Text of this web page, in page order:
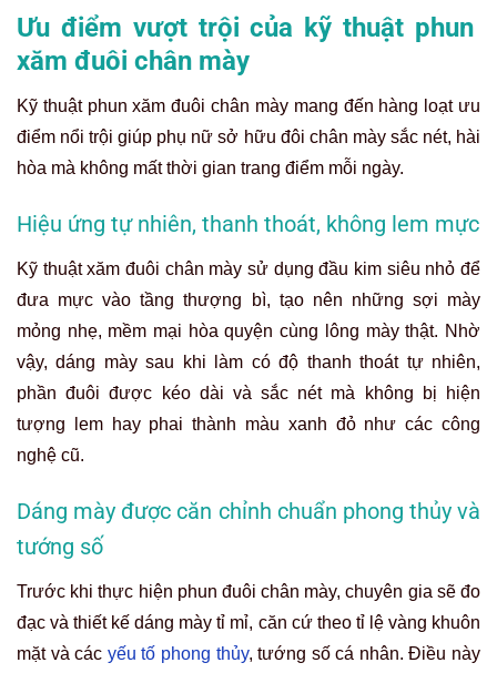
Ưu điểm vượt trội của kỹ thuật phun
xăm đuôi chân mày
Kỹ thuật phun xăm đuôi chân mày mang đến hàng loạt ưu
điểm nổi trội giúp phụ nữ sở hữu đôi chân mày sắc nét, hài
hòa mà không mất thời gian trang điểm mỗi ngày.
Hiệu ứng tự nhiên, thanh thoát, không lem mực
Kỹ thuật xăm đuôi chân mày sử dụng đầu kim siêu nhỏ để
đưa mực vào tầng thượng bì, tạo nên những sợi mày
mỏng nhẹ, mềm mại hòa quyện cùng lông mày thật. Nhờ
vậy, dáng mày sau khi làm có độ thanh thoát tự nhiên,
phần đuôi được kéo dài và sắc nét mà không bị hiện
tượng lem hay phai thành màu xanh đỏ như các công
nghệ cũ.
Dáng mày được căn chỉnh chuẩn phong thủy và
tướng số
Trước khi thực hiện phun đuôi chân mày, chuyên gia sẽ đo
đạc và thiết kế dáng mày tỉ mỉ, căn cứ theo tỉ lệ vàng khuôn
mặt và các yếu tố phong thủy, tướng số cá nhân. Điều này